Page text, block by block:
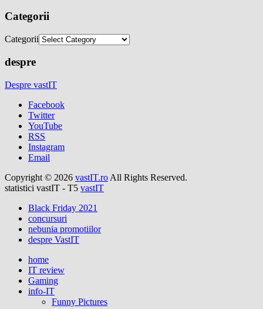
Categorii
Categorii
despre
Despre vastIT
Facebook
Twitter
YouTube
RSS
Instagram
Email
Copyright © 2026 vastIT.ro All Rights Reserved.
statistici vastIT - T5 vastIT
Black Friday 2021
concursuri
nebunia promotiilor
despre VastIT
home
IT review
Gaming
info-IT
Funny Pictures